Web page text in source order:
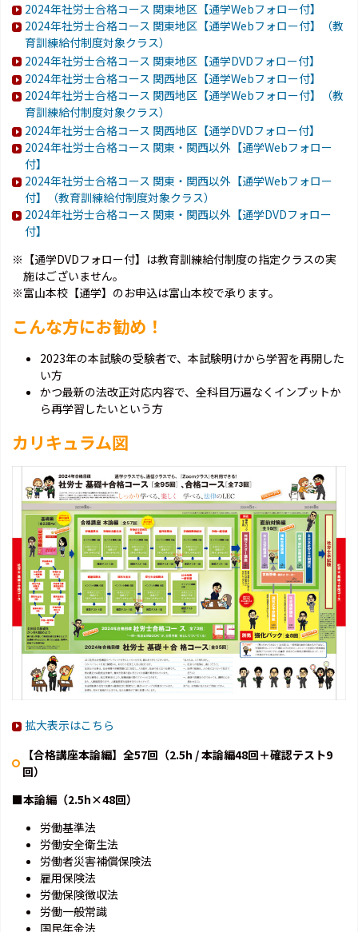
2024年社労士合格コース 関東地区【通学Webフォロー付】
2024年社労士合格コース 関東地区【通学Webフォロー付】（教
育訓練給付制度対象クラス）
2024年社労士合格コース 関東地区【通学DVDフォロー付】
2024年社労士合格コース 関西地区【通学Webフォロー付】
2024年社労士合格コース 関西地区【通学Webフォロー付】（教
育訓練給付制度対象クラス）
2024年社労士合格コース 関西地区【通学DVDフォロー付】
2024年社労士合格コース 関東・関西以外【通学Webフォロー
付】
2024年社労士合格コース 関東・関西以外【通学Webフォロー
付】（教育訓練給付制度対象クラス）
2024年社労士合格コース 関東・関西以外【通学DVDフォロー
付】
※【通学DVDフォロー付】は教育訓練給付制度の指定クラスの実
施はございません。
※富山本校【通学】のお申込は富山本校で承ります。
こんな方にお勧め！
2023年の本試験の受験者で、本試験明けから学習を再開した
い方
かつ最新の法改正対応内容で、全科目万遍なくインプットか
ら再学習したいという方
カリキュラム図
拡大表示はこちら
【合格講座本論編】全57回（2.5h / 本論編48回＋確認テスト9
回）
■本論編（2.5h×48回）
労働基準法
労働安全衛生法
労働者災害補償保険法
雇用保険法
労働保険徴収法
労働一般常識
国民年金法